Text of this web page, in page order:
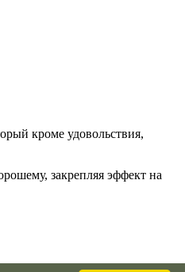
кроме удовольствия,
закрепляя эффект на